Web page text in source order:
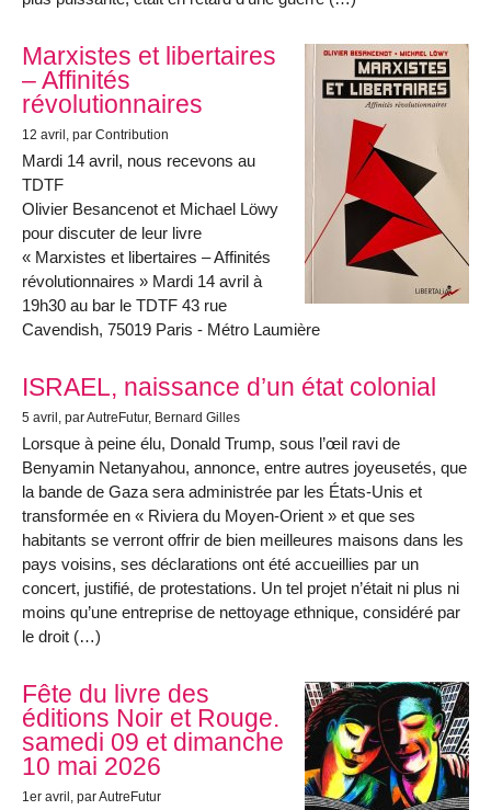
Marxistes et libertaires
– Affinités
révolutionnaires
12 avril , par Contribution
Mardi 14 avril, nous recevons au
TDTF
Olivier Besancenot et Michael Löwy
pour discuter de leur livre
« Marxistes et libertaires – Affinités
révolutionnaires » Mardi 14 avril à
19h30 au bar le TDTF 43 rue
Cavendish, 75019 Paris - Métro Laumière
ISRAEL, naissance d’un état colonial
5 avril , par AutreFutur, Bernard Gilles
Lorsque à peine élu, Donald Trump, sous l’œil ravi de
Benyamin Netanyahou, annonce, entre autres joyeusetés, que
la bande de Gaza sera administrée par les États-Unis et
transformée en « Riviera du Moyen-Orient » et que ses
habitants se verront offrir de bien meilleures maisons dans les
pays voisins, ses déclarations ont été accueillies par un
concert, justifié, de protestations. Un tel projet n’était ni plus ni
moins qu’une entreprise de nettoyage ethnique, considéré par
le droit (…)
Fête du livre des
éditions Noir et Rouge.
samedi 09 et dimanche
10 mai 2026
1er avril , par AutreFutur